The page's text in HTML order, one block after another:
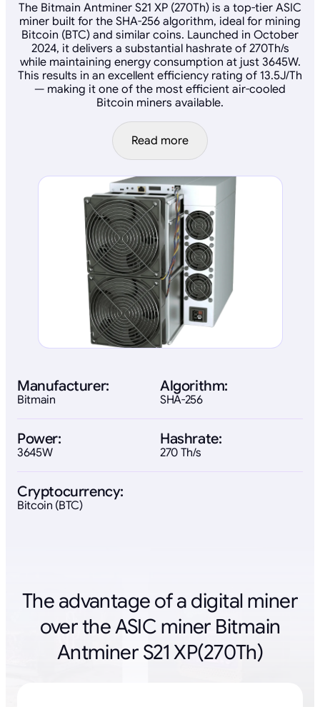
The Bitmain Antminer S21 XP (270Th) is a top-tier ASIC
miner built for the SHA-256 algorithm, ideal for mining
Bitcoin (BTC) and similar coins. Launched in October
2024, it delivers a substantial hashrate of 270Th/s
while maintaining energy consumption at just 3645W.
This results in an excellent efficiency rating of 13.5J/Th
— making it one of the most efficient air-cooled
Bitcoin miners available.
Read more
Manufacturer:
Bitmain
Algorithm:
SHA-256
Power:
3645W
Hashrate:
270 Th/s
Cryptocurrency:
Bitcoin (BTC)
The advantage of a digital miner
over the ASIC miner Bitmain
Antminer S21 XP(270Th)